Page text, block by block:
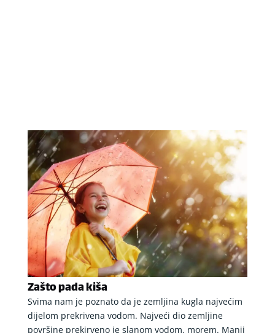
Zašto pada kiša
Svima nam je poznato da je zemljina kugla najvećim
dijelom prekrivena vodom. Najveći dio zemljine
površine prekirveno je slanom vodom, morem. Manji